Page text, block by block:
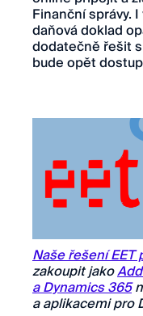
Finanční správy.
daňová doklad
dodatečně řešit
bude opět
Naše řešení EET
zakoupit jako
a Dynamics 365
a aplikacemi pro